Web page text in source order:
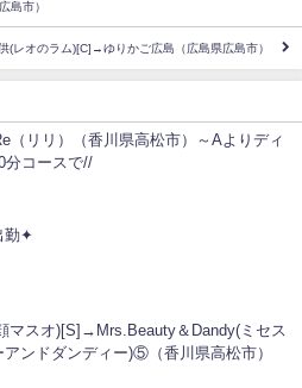
島市）
(レオのラム)[C]→ゆりかご広島（広島県広島市）
（リリ）（香川県高松市）～Aよりディ
分コースで//
勤✦
マスオ)[S]→Mrs.Beauty＆Dandy(ミセス
アンドダンディー)⑤（香川県高松市）